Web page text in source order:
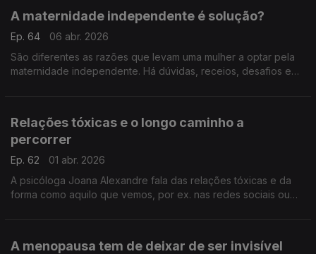
A maternidade independente é solução?
Ep. 64
06 abr. 2026
São diferentes as razões que levam uma mulher a optar pela
maternidade independente. Há dúvidas, receios, desafios e
Relações tóxicas e o longo caminho a
percorrer
Ep. 62
01 abr. 2026
A psicóloga Joana Alexandre fala das relações tóxicas e da
forma como aquilo que vemos, por ex. nas redes sociais ou
A menopausa tem de deixar de ser invisível